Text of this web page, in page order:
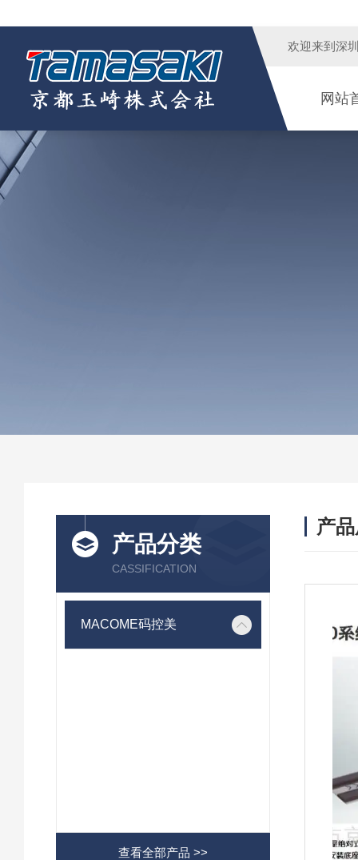
欢迎来到 深
网站
产品分类
CASSIFICATION
MACOME码控美
查看全部产品 >>
产